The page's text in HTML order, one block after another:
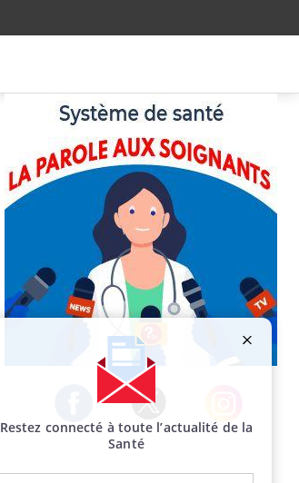
Facebook Twitter Instagram
Restez connecté à toute l’actualité de la
Santé